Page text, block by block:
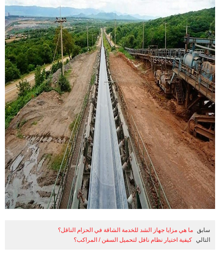
سابق ما هي مزايا جهاز الشد للخدمة الشاقة في الحزام الناقل؟
التالي كيفية اختيار نظام ناقل لتحميل السفن / المراكب؟